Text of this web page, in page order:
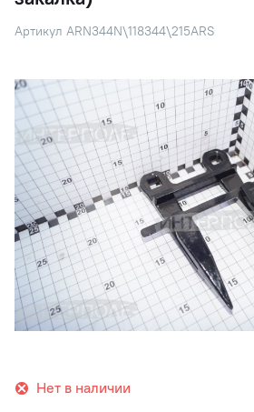
Артикул ARN344N\118344\215ARS
Нет в наличии